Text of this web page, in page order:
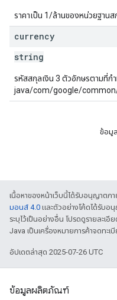
ราคาเป็น 1/ล้านของหน่วยฐาน
currency
string
รหัสสกุลเงิน 3 ตัวอักษรตามที่ก
java/com/google/
ข้อมู
เนื้อหาของหน้าเว็บนี้ได้รับอนุญาตภา
มอนส์ 4.0 และตัวอย่างโค้ดได้รับอ
ระบุไว้เป็นอย่างอื่น โปรดดูรายละเอี
Java เป็นเครื่องหมายการค้าจดทะ
อัปเดตล่าสุด 2025-07-26 UTC
ข้อมูลผลิตภัณฑ์